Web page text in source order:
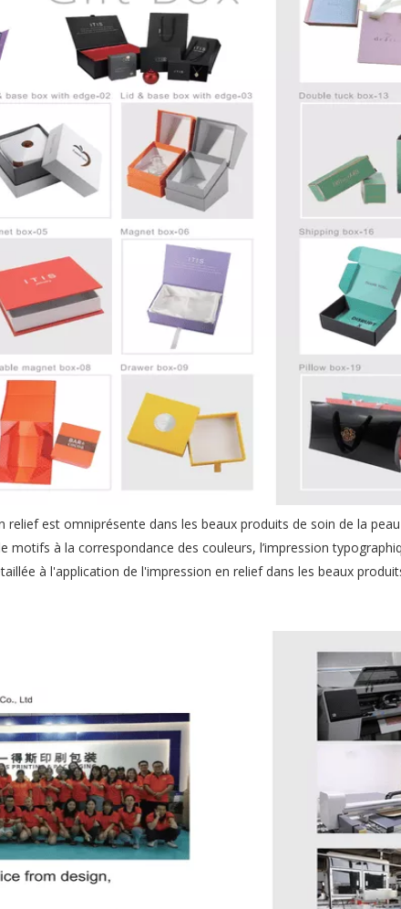
relief est omniprésente dans les beaux produits de soin de la
motifs à la correspondance des couleurs, l’impression
à l'application de l'impression en relief dans les beaux